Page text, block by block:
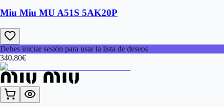
Miu Miu MU A51S 5AK20P
Debes iniciar sesión para usar la lista de deseos
340,80€